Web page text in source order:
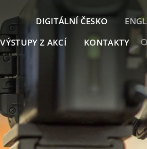
VÝSTUPY Z AKCÍ KONTAKTY
DIGITÁLNÍ ČESKO